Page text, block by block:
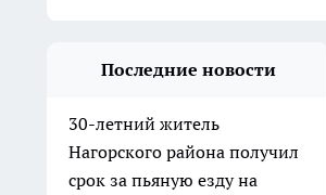
Последние новости
30-летний житель
Нагорского района получил
срок за пьяную езду на